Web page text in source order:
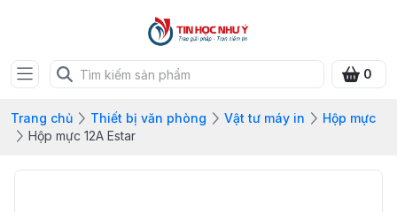
0
Trang chủ Thiết bị văn phòng Vật tư máy in
Hộp mực
Hộp mực 12A Estar